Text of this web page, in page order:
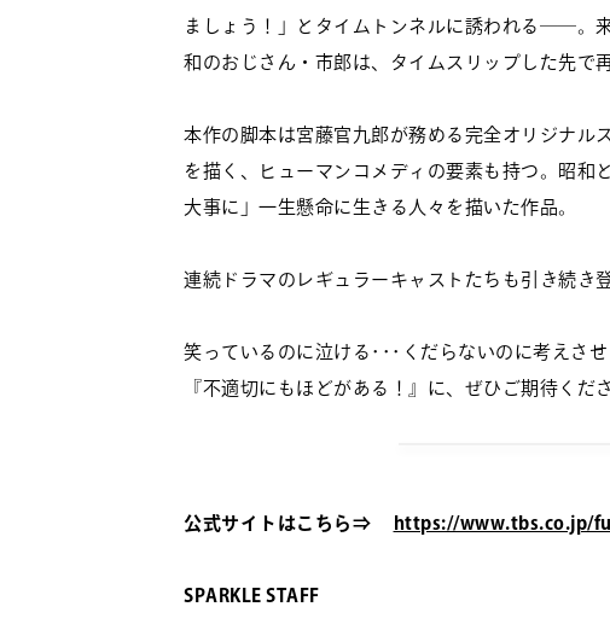
ましょう！」とタイムトンネルに誘われる――。
和のおじさん・市郎は、タイムスリップした先で
本作の脚本は宮藤官九郎が務める完全オリジナル
を描く、ヒューマンコメディの要素も持つ。昭和
大事に」一生懸命に生きる人々を描いた作品。
連続ドラマのレギュラーキャストたちも引き続き
笑っているのに泣ける･･･くだらないのに考えさ
『不適切にもほどがある！』に、ぜひご期待くだ
公式サイトはこちら⇒ https://www.tbs.co.jp/
SPARKLE STAFF